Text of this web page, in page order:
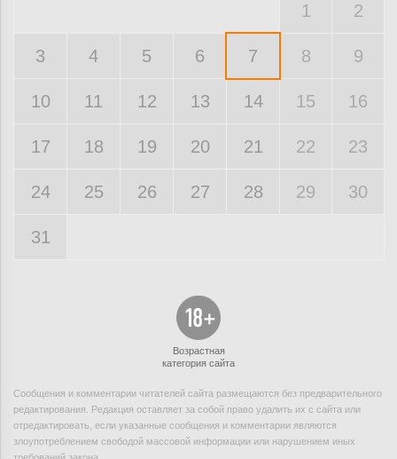
1 2
3 4 5 6 7 8 9
10 11 12 13 14 15 16
17 18 19 20 21 22 23
24 25 26 27 28 29 30
31
Возрастная
категория сайта
Сообщения и комментарии читателей сайта размещаются без предварительного
редактирования. Редакция оставляет за собой право удалить их с сайта или
отредактировать, если указанные сообщения и комментарии являются
злоупотреблением свободой массовой информации или нарушением иных